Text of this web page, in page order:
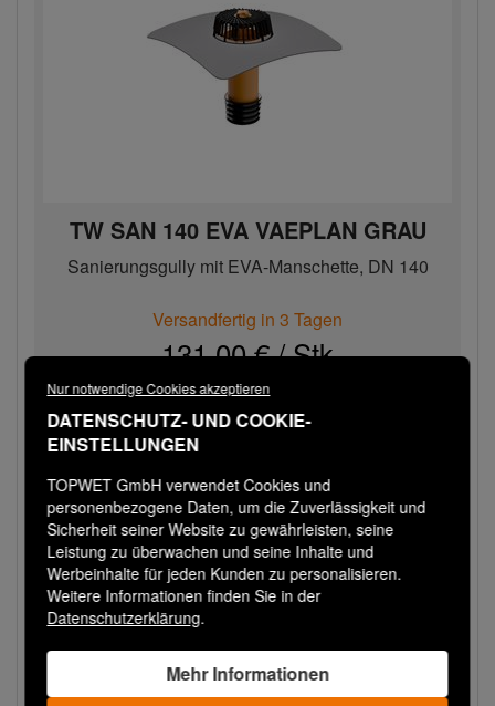
Nur notwendige Cookies akzeptieren
DATENSCHUTZ- UND COOKIE-
EINSTELLUNGEN
TOPWET GmbH verwendet Cookies und
personenbezogene Daten, um die Zuverlässigkeit und
Sicherheit seiner Website zu gewährleisten, seine
Leistung zu überwachen und seine Inhalte und
Werbeinhalte für jeden Kunden zu personalisieren.
Weitere Informationen finden Sie in der
Datenschutzerklärung.
Mehr Informationen
TW SAN 140 EVA VAEPLAN GRAU
Sanierungsgully mit EVA-Manschette, DN 140
Versandfertig in 3 Tagen
131,00 € / Stk
− +